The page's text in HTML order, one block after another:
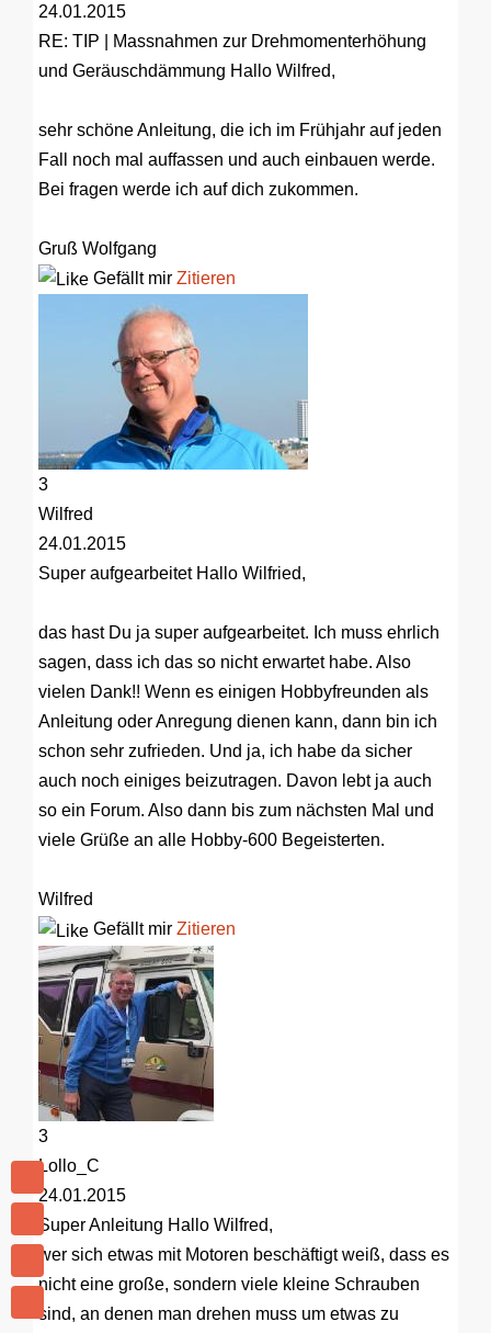
24.01.2015
RE: TIP | Massnahmen zur Drehmomenterhöhung
und Geräuschdämmung Hallo Wilfred,
sehr schöne Anleitung, die ich im Frühjahr auf jeden
Fall noch mal auffassen und auch einbauen werde.
Bei fragen werde ich auf dich zukommen.
Gruß Wolfgang
Gefällt mir Zitieren
3
Wilfred
24.01.2015
Super aufgearbeitetHallo Wilfried,
das hast Du ja super aufgearbeitet. Ich muss ehrlich
sagen, dass ich das so nicht erwartet habe. Also
vielen Dank!! Wenn es einigen Hobbyfreunden als
Anleitung oder Anregung dienen kann, dann bin ich
schon sehr zufrieden. Und ja, ich habe da sicher
auch noch einiges beizutragen. Davon lebt ja auch
so ein Forum. Also dann bis zum nächsten Mal und
viele Grüße an alle Hobby-600 Begeisterten.
Wilfred
Gefällt mir Zitieren
3
Lollo_C
24.01.2015
Super Anleitung Hallo Wilfred,
wer sich etwas mit Motoren beschäftigt weiß, dass es
nicht eine große, sondern viele kleine Schrauben
sind, an denen man drehen muss um etwas zu